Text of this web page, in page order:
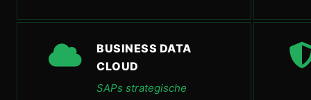
BUSINESS DATA
CLOUD
SAPs strategische